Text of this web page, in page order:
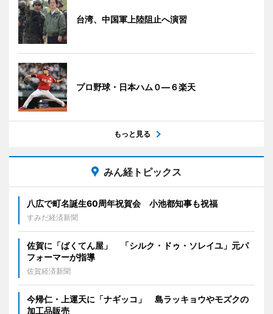
台湾、中国軍上陸阻止へ演習
プロ野球・日本ハム０―６楽天
もっと見る
みん経トピックス
八広で町名誕生60周年祝賀会 小池都知事も祝福
すみだ経済新聞
佐賀に「ばくてん屋」 「シルク・ドゥ・ソレイユ」元パ
フォーマーが指導
佐賀経済新聞
今帰仁・上運天に「ナギッコ」 島ラッキョウやモズクの
加工品販売